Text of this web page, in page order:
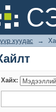
Хайлт
хуудас →
Хайх: